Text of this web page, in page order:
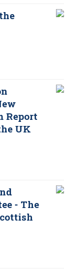
Report
UK
- The